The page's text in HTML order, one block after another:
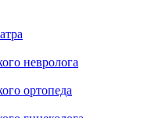
невролога
ортопеда